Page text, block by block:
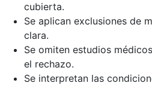
cubierta.
Se aplican exclusiones de
clara.
Se omiten estudios
el rechazo.
Se interpretan las